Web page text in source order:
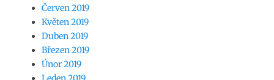
Červen 2019
Květen 2019
Duben 2019
Březen 2019
Únor 2019